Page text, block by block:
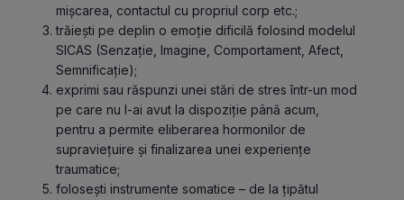
mișcarea, contactul cu propriul corp etc.;
trăiești pe deplin o emoție dificilă folosind modelul
SICAS (Senzație, Imagine, Comportament, Afect,
Semnificație);
exprimi sau răspunzi unei stări de stres într-un mod
pe care nu l-ai avut la dispoziție până acum,
pentru a permite eliberarea hormonilor de
supraviețuire și finalizarea unei experiențe
traumatice;
folosești instrumente somatice – de la țipătul